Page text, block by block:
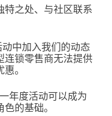
特之处、与社区联系
中加入我们的动态
连锁零售商无法提供
。
年度活动可以成为
的基础。